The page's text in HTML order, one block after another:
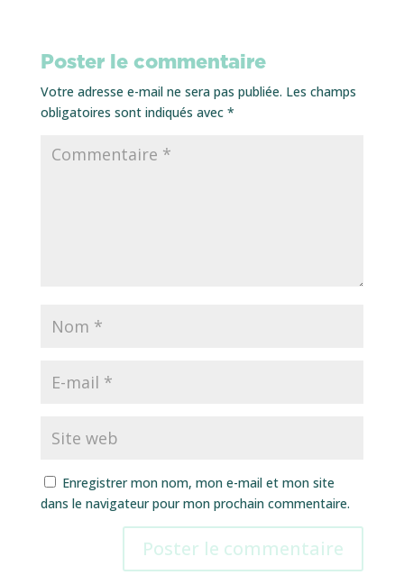
Poster le commentaire
Votre adresse e-mail ne sera pas publiée. Les champs
obligatoires sont indiqués avec *
Enregistrer mon nom, mon e-mail et mon site
dans le navigateur pour mon prochain commentaire.